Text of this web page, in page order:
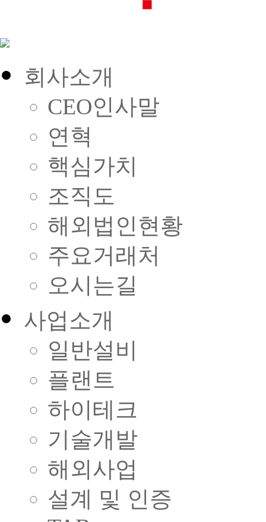
회사소개
CEO인사말
연혁
핵심가치
조직도
해외법인현황
주요거래처
오시는길
사업소개
일반설비
플랜트
하이테크
기술개발
해외사업
설계 및 인증